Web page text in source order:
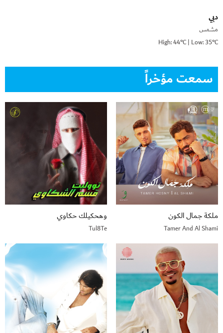
دبي
مشمس
High: 44°C | Low: 35°C
سمعت مؤخراً
ملكة جمال الكون
Tamer And Al Shami
وهحكيلك حكاوي
Tul8Te